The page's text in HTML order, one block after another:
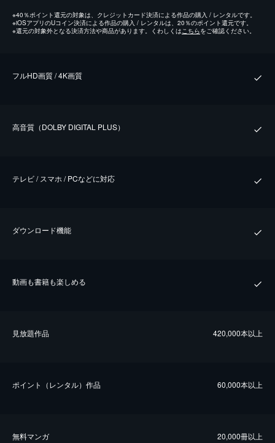
※40％ポイント還元の対象は、クレジットカード決済による作品の購入 / レンタルです。
※iOSアプリのUコイン決済による作品の購入 / レンタルは、20％のポイント還元です。
※還元の対象外となる決済方法や商品があります。くわしくはこちらをご確認ください。
フルHD画質 / 4K画質
⾼⾳質（DOLBY DIGITAL PLUS）
テレビ / スマホ / PCなどに対応
ダウンロード機能
動画も書籍も楽しめる
⾒放題作品 420,000本以上
ポイント（レンタル）作品 60,000本以上
無料マンガ 20,000冊以上